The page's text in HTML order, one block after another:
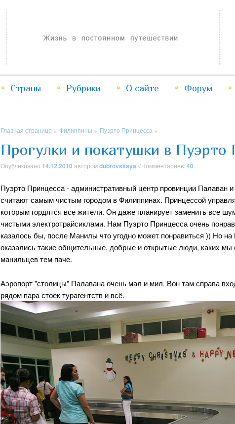
Жизнь в постоянном путешествии
Перейти
содержимому
Перейти
содержимому
Страны Рубрики О сайте Форум
Главная страница » Филиппины » Пуэрто Принцесса »
Прогулки и покатушки в Пуэрто
Опубликовано 14.12.2010 авторомdubrovskaya // Комментариев: 40
Пуэрто Принцесса - административный центр провинции Палаван
считают самым чистым городом в Филиппинах. Принцессой
которым гордятся все жители. Он даже планирует заменить все
чистыми электротрайсиклами. Нам Пуэрто Принцесса очень
казалось бы, после Манилы что угодно может понравиться )) Но
оказались такие общительные, добрые и открытые люди, каких мы
манильцев тем паче.
Аэропорт "столицы" Палавана очень мал и мил. Вон там справа
рядом пара стоек турагентств и всё.